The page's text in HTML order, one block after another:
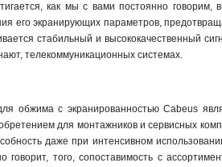
как мы с вами постоянно говорим,
его экранирующих параметров,
стабильный и высококачественный
телекоммуникационных системах.
обжима с экранированностью Cabeus
для монтажников и сервисных
даже при интенсивном
того, сопоставимость с